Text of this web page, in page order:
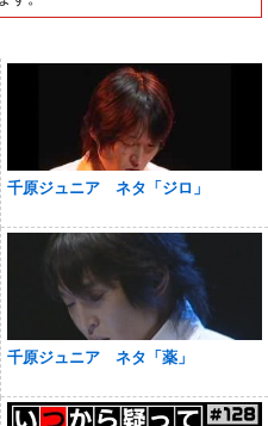
千原ジュニア ネタ「ジロ」
千原ジュニア ネタ「薬」